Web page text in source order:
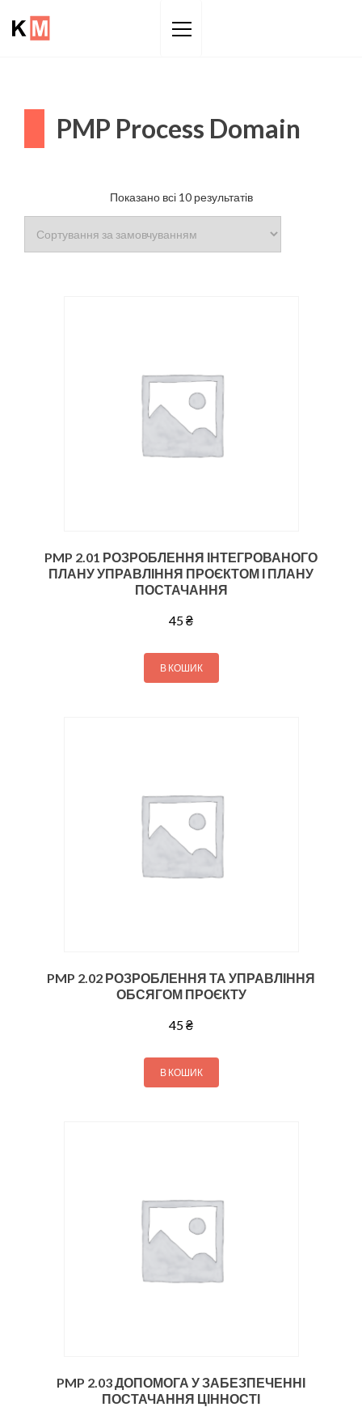
PMP Process Domain
Показано всі 10 результатів
PMP 2.01 РОЗРОБЛЕННЯ ІНТЕГРОВАНОГО
ПЛАНУ УПРАВЛІННЯ ПРОЄКТОМ І ПЛАНУ
ПОСТАЧАННЯ
45₴
В КОШИК
PMP 2.02 РОЗРОБЛЕННЯ ТА УПРАВЛІННЯ
ОБСЯГОМ ПРОЄКТУ
45₴
В КОШИК
PMP 2.03 ДОПОМОГА У ЗАБЕЗПЕЧЕННІ
ПОСТАЧАННЯ ЦІННОСТІ